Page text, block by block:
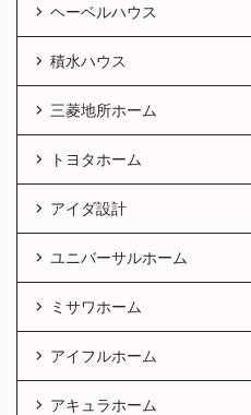
ヘーベルハウス
積水ハウス
三菱地所ホーム
トヨタホーム
アイダ設計
ユニバーサルホーム
ミサワホーム
アイフルホーム
アキュラホーム